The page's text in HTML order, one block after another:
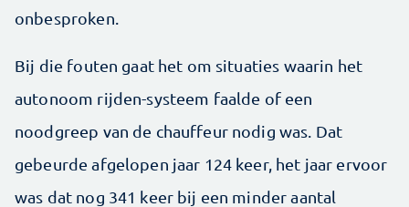
onbesproken.
Bij die fouten gaat het om situaties waarin het
autonoom rijden-systeem faalde of een
noodgreep van de chauffeur nodig was. Dat
gebeurde afgelopen jaar 124 keer, het jaar ervoor
was dat nog 341 keer bij een minder aantal